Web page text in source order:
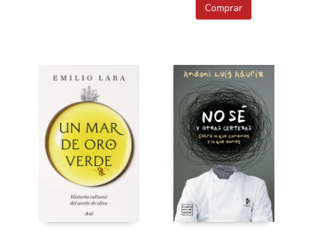
Comprar